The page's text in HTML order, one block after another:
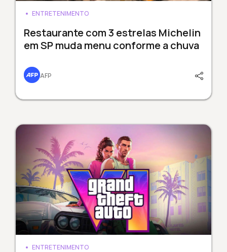
ENTRETENIMENTO
Restaurante com 3 estrelas Michelin
em SP muda menu conforme a chuva
AFP
ENTRETENIMENTO